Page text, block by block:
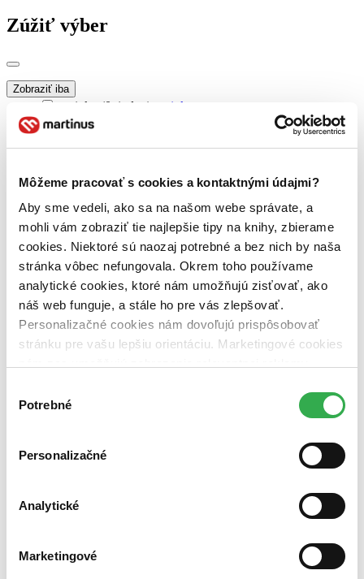
Môžeme pracovať s cookies a kontaktnými údajmi?
Aby sme vedeli, ako sa na našom webe správate, a
mohli vám zobraziť tie najlepšie tipy na knihy, zbierame
cookies. Niektoré sú naozaj potrebné a bez nich by naša
stránka vôbec nefungovala. Okrem toho používame
analytické cookies, ktoré nám umožňujú zisťovať, ako
náš web funguje, a stále ho pre vás zlepšovať.
Personalizačné cookies nám dovoľujú prispôsobovať
stránku pre vašu lepšiu orientáciu. Marketingové cookies
nám pomohlo, keby sme mohli používať všetky tieto
súhlasu
Potrebné
Personalizačné
Analytické
Marketingové
Zúžiť výber
Zobraziť iba
novinky (0 titulov)
novinky
zľavnené tituly (0 titulov)
Dostupnosť
predpredaj (0 titulov)predpredaj
pripravujeme (0 titulov)
pripravujeme
dostupná (bez vypredaných) (0 titulov)
dostupná (bez
vypredaných)
Nové / čítané
nová (0 titulov) nová
čítaná (0 titulov)čítaná
čítaná - výborný stav (0 titulov)čítaná - výborný stav
čítaná - mierne opotrebovaná (0 titulov)čítaná - mierne
opotrebovaná
vypredaných kníh
Zúžiť výber
Bestsellery
Najdrahšie